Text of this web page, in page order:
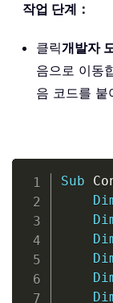
작업 단계：
클릭개발자
음으로 이동
음 코드를 붙
Sub